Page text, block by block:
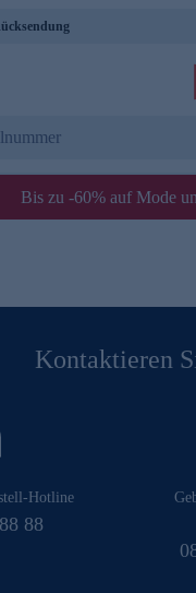
Bis zu -60% auf Mode
Kontaktieren
Hotline
88